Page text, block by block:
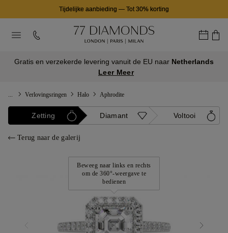
Tijdelijke aanbieding — Tot 30% korting
Gratis en verzekerde levering vanuit de EU naar Netherlands
Leer Meer
Verlovingsringen Halo Aphrodite
Zetting Diamant Voltooi
Terug naar de galerij
Beweeg naar links en rechts
om de 360°-weergave te
bedienen